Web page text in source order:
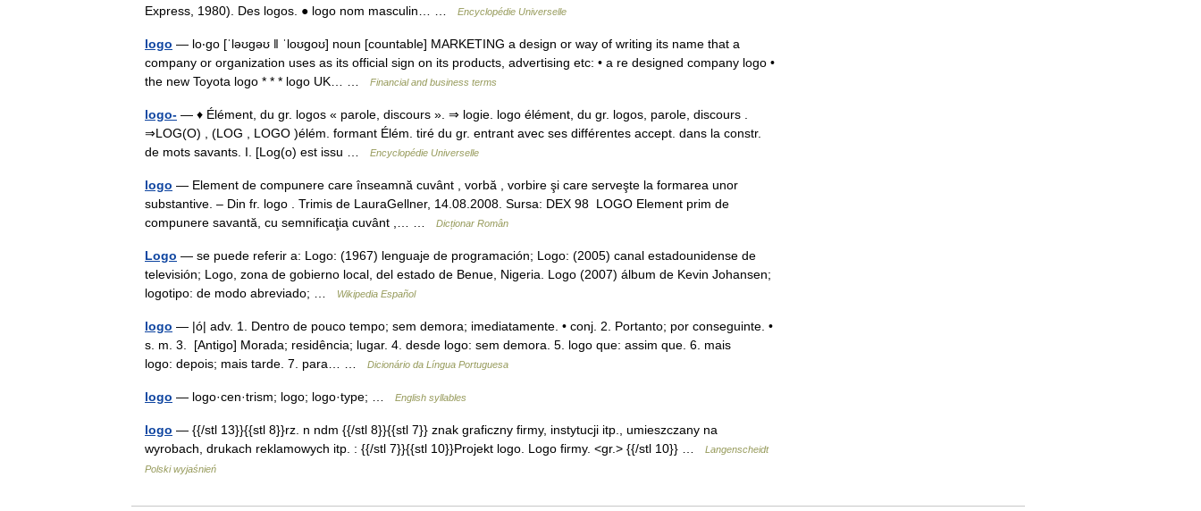
Express, 1980). Des logos. ● logo nom masculin… …
Encyclopédie Universelle
logo — lo‧go [ˈləʊgəʊ ǁ ˈloʊgoʊ] noun [countable] MARKETING a design or way of writing its name that a
company or organization uses as its official sign on its products, advertising etc: • a re designed company logo •
the new Toyota logo * * * logo UK… …
Financial and business terms
logo- — ♦ Élément, du gr. logos « parole, discours ». ⇒ logie. logo élément, du gr. logos, parole, discours .
⇒LOG(O) , (LOG , LOGO )élém. formant Élém. tiré du gr. entrant avec ses différentes accept. dans la constr.
de mots savants. I. [Log(o) est issu …
Encyclopédie Universelle
logo — Element de compunere care înseamnă cuvânt , vorbă , vorbire şi care serveşte la formarea unor
substantive. – Din fr. logo . Trimis de LauraGellner, 14.08.2008. Sursa: DEX 98 LOGO Element prim de
compunere savantă, cu semnificaţia cuvânt ,… …
Dicționar Român
Logo — se puede referir a: Logo: (1967) lenguaje de programación; Logo: (2005) canal estadounidense de
televisión; Logo, zona de gobierno local, del estado de Benue, Nigeria. Logo (2007) álbum de Kevin Johansen;
logotipo: de modo abreviado; …
Wikipedia Español
logo — |ó| adv. 1. Dentro de pouco tempo; sem demora; imediatamente. • conj. 2. Portanto; por conseguinte. •
s. m. 3. [Antigo] Morada; residência; lugar. 4. desde logo: sem demora. 5. logo que: assim que. 6. mais
logo: depois; mais tarde. 7. para… …
Dicionário da Língua Portuguesa
logo — logo·cen·trism; logo; logo·type; … English syllables
logo — {{/stl 13}}{{stl 8}}rz. n ndm {{/stl 8}}{{stl 7}} znak graficzny firmy, instytucji itp., umieszczany na
wyrobach, drukach reklamowych itp. : {{/stl 7}}{{stl 10}}Projekt logo. Logo firmy. <gr.> {{/stl 10}} …
Langenscheidt
Polski wyjaśnień